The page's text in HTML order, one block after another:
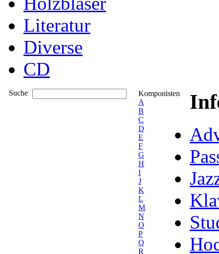
Literatur
Diverse
CD
Suche
Komponisten
A
B
C
D
E
F
G
H
I
J
K
L
M
N
O
P
Q
R